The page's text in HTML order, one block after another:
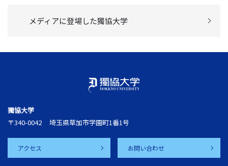
メディアに登場した獨協大学
獨協大学
〒340-0042
埼玉県草加市学園町1番1号
アクセス お問い合わせ